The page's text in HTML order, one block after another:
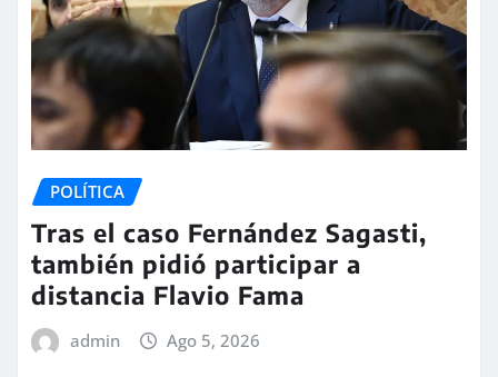
POLÍTICA
Tras el caso Fernández Sagasti,
también pidió participar a
distancia Flavio Fama
admin Ago 5, 2026